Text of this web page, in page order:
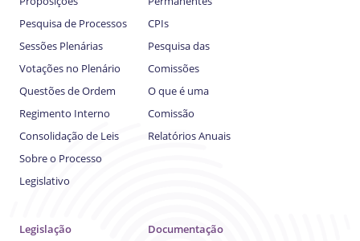
Pesquisa de Processos
Sessões Plenárias
Votações no Plenário
Questões de Ordem
Regimento Interno
Consolidação de Leis
Sobre o Processo
Legislativo
CPIs
Pesquisa das
Comissões
O que é uma
Comissão
Relatórios Anuais
Legislação
Documentação